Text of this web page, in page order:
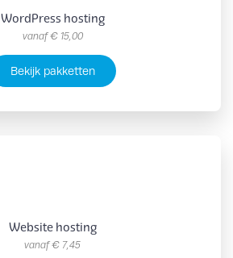
WordPress hosting
vanaf€ 15,00
Bekijk pakketten
Website hosting
vanaf€ 7,45